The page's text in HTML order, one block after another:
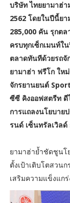
บริษัท ไทยยามาฮ่า
2562 โดยในปีนี้ย
285,000 คัน รุกตล
ครบทุกเซ็กเมนท์ใ
ตลาดทันทีด้วยรถ
ยามาฮ่า ฟรีโก ให
จักรยานยนต์
ซีซี คิงออฟสตรีท ดี
การแถลงนโยบาย
รนด์ เซ็นทรัลเวิลด์
ยามาฮ่าย้ำชัดชูนโ
ตั้งเป้าเติบโตสวน
เสริมความแข็งแก